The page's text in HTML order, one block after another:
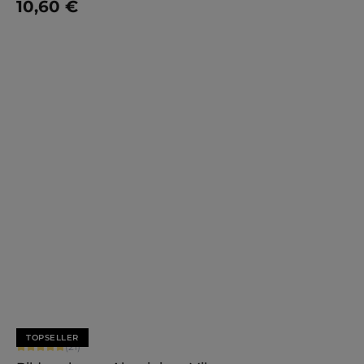
10,60 €
TOPSELLER
Durchschnittliche Bewertung von 5 von 5 Sternen
(21)